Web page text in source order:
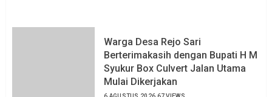
Warga Desa Rejo Sari
Berterimakasih dengan Bupati H M
Syukur Box Culvert Jalan Utama
Mulai Dikerjakan